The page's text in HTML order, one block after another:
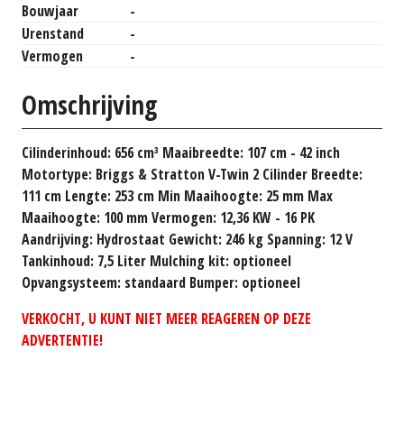
Bouwjaar
-
Urenstand
-
Vermogen
-
Omschrijving
Cilinderinhoud: 656 cm³ Maaibreedte: 107 cm - 42 inch
Motortype: Briggs & Stratton V-Twin 2 Cilinder Breedte:
111 cm Lengte: 253 cm Min Maaihoogte: 25 mm Max
Maaihoogte: 100 mm Vermogen: 12,36 KW - 16 PK
Aandrijving: Hydrostaat Gewicht: 246 kg Spanning: 12 V
Tankinhoud: 7,5 Liter Mulching kit: optioneel
Opvangsysteem: standaard Bumper: optioneel
VERKOCHT, U KUNT NIET MEER REAGEREN OP DEZE
ADVERTENTIE!